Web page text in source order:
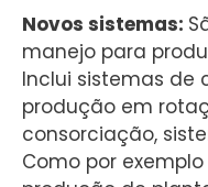
Novos sistemas:
manejo para
Inclui sistemas de
produção em
consorciação,
Como por